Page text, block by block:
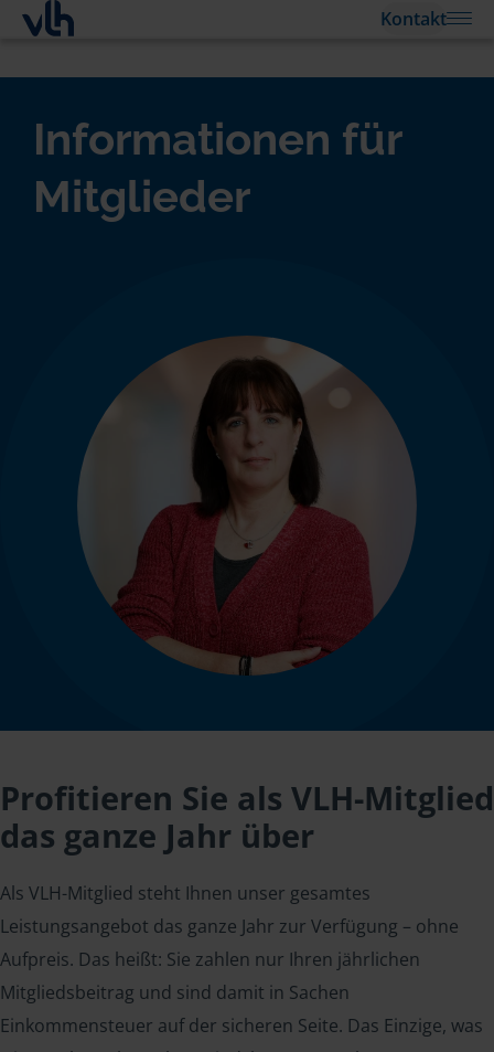
Kontakt
Informationen für
Mitglieder
Profitieren Sie als VLH-Mitglied
das ganze Jahr über
Als VLH-Mitglied steht Ihnen unser gesamtes
Leistungsangebot das ganze Jahr zur Verfügung – ohne
Aufpreis. Das heißt: Sie zahlen nur Ihren jährlichen
Mitgliedsbeitrag und sind damit in Sachen
Einkommensteuer auf der sicheren Seite. Das Einzige, was